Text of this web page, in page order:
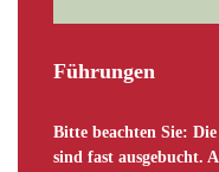
Führungen
Bitte beachten Sie:
sind fast ausgebucht.